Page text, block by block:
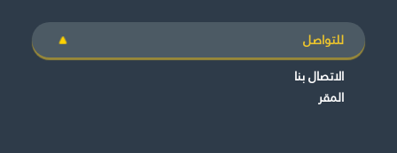
للتواصل
الاتصال بنا
المقر